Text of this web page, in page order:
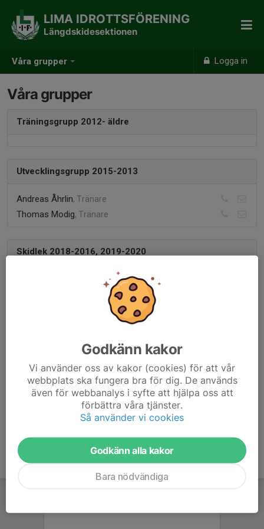
Våra grupper Logga in
LIMA IDROTTSFÖRENING
Längdskidesektionen
Våra grupper
Träningsgrupp 2012- äldre
Utvecklingsgrupp 2015-2013
Andreas Åhrlin, Tränare
Thomas Modig, Tränare
Skidlek 2018-2016, 2019-2020
, Tränare
Kontaktperson saknas
Cykel motion
Kontaktperson saknas
Godkänn kakor
Vi använder oss av kakor (cookies) för att vår
webbplats ska fungera bra för dig. De används
även för webbanalys i syfte att hjälpa oss att
förbättra våra tjänster.
Så använder vi cookies
Godkänn alla kakor
Bara nödvändiga